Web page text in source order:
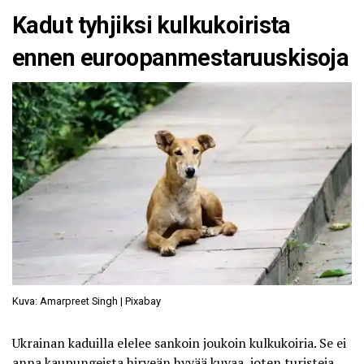
Kadut tyhjiksi kulkukoirista
ennen euroopanmestaruuskisoja
Kuva: Amarpreet Singh | Pixabay
Ukrainan kaduilla elelee sankoin joukoin kulkukoiria. Se ei